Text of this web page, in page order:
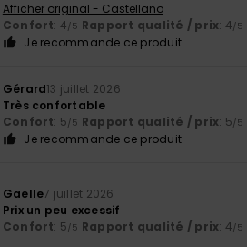
Afficher original - Castellano
Confort: 4/5 Rapport qualité / prix: 4/5
Je recommande ce produit
Gérard13 juillet 2026
Très confortable
Confort: 5/5 Rapport qualité / prix: 5/5
Je recommande ce produit
Gaelle7 juillet 2026
Prix un peu excessif
Confort: 5/5 Rapport qualité / prix: 4/5